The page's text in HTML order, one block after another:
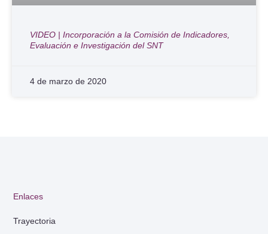
VIDEO | Incorporación a la Comisión de Indicadores,
Evaluación e Investigación del SNT
4 de marzo de 2020
Enlaces
Trayectoria